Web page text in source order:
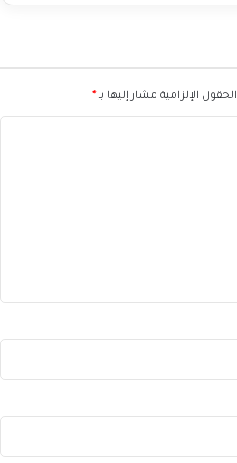
الحقول الإلزامية مشار إليها بـ *